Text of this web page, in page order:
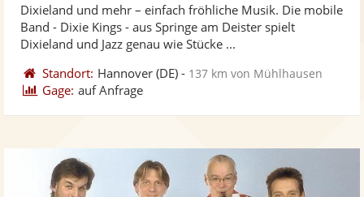
Fotos
5
Dixieland und mehr – einfach fröhliche Musik. Die mobile
Band - Dixie Kings - aus Springe am Deister spielt
Dixieland und Jazz genau wie Stücke ...
Standort: Hannover (DE) - 137 km von Mühlhausen
Gage: auf Anfrage